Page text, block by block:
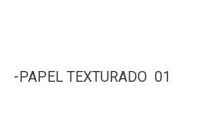
-PAPEL TEXTURADO 01